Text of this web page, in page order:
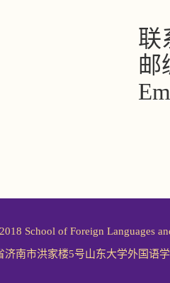
联
邮
School of Foreign Languages
济南市洪家楼5号山东大学外国语